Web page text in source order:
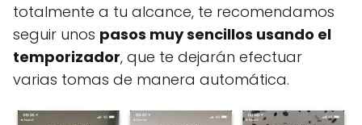
totalmente a tu alcance, te recomendamos
seguir unos pasos muy sencillos usando el
temporizador, que te dejarán efectuar
varias tomas de manera automática.